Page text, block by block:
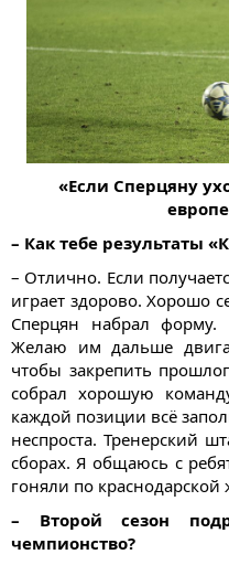
«Если Сперцяну
– Как тебе результаты
– Отлично. Если
играет здорово. Хорошо
Сперцян набрал
Желаю им дальше
чтобы закрепить
собрал хорошую
каждой позиции всё
неспроста. Тренерский
сборах. Я общаюсь с
гоняли по краснодарской
– Второй сезон
чемпионство?